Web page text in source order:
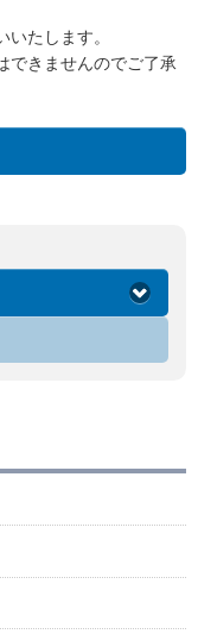
たします。
できませんのでご了承